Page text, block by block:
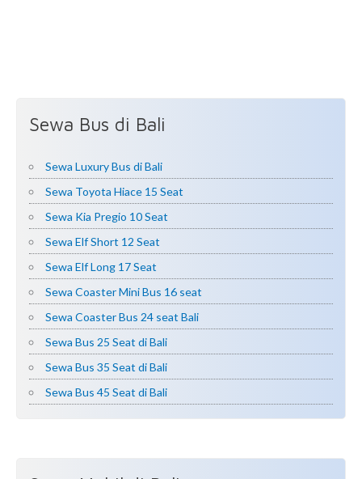
Sewa Bus di Bali
Sewa Luxury Bus di Bali
Sewa Toyota Hiace 15 Seat
Sewa Kia Pregio 10 Seat
Sewa Elf Short 12 Seat
Sewa Elf Long 17 Seat
Sewa Coaster Mini Bus 16 seat
Sewa Coaster Bus 24 seat Bali
Sewa Bus 25 Seat di Bali
Sewa Bus 35 Seat di Bali
Sewa Bus 45 Seat di Bali